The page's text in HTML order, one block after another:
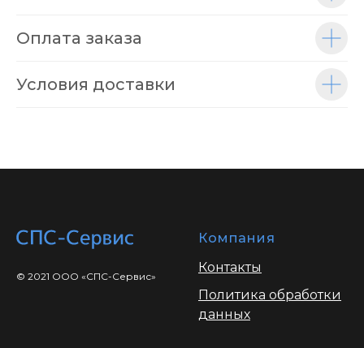
Оплата заказа
Условия доставки
© 2021 ООО «СПС-Сервис»
Компания
Контакты
Политика обработки
данных